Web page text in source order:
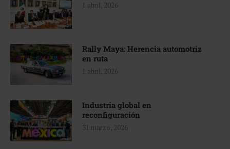
1 abril, 2026
Rally Maya: Herencia automotriz
en ruta
1 abril, 2026
Industria global en
reconfiguración
31 marzo, 2026